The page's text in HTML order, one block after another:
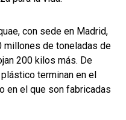
con sede en Madrid,
millones de toneladas de
200 kilos más. De
terminan en el
en el que son fabricadas